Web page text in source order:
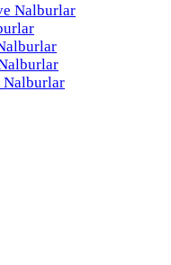
Nalburlar
Nalburlar